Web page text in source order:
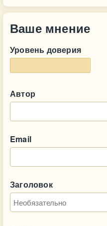
Ваше мнение
Уровень доверия
Автор
Email
Заголовок